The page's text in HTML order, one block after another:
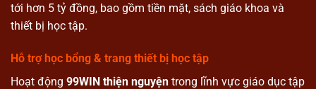
tới hơn 5 tỷ đồng, bao gồm tiền mặt, sách giáo khoa và
thiết bị học tập.
Hỗ trợ học bổng & trang thiết bị học tập
Hoạt động 99WIN thiện nguyện trong lĩnh vực giáo dục tập